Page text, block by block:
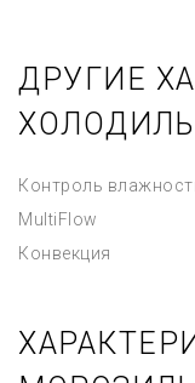
ДРУГИЕ
Контроль
MultiFlow
Конвекция